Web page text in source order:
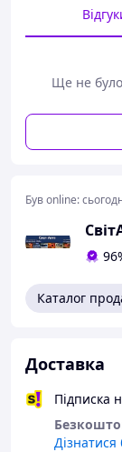
Ще не було
Був online:
Каталог
Доставка
Підписка
Дізнатися